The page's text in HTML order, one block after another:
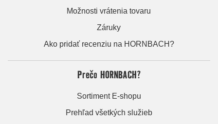
Možnosti vrátenia tovaru
Záruky
Ako pridať recenziu na HORNBACH?
Prečo HORNBACH?
Sortiment E-shopu
Prehľad všetkých služieb